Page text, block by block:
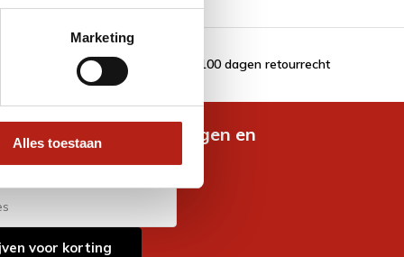
Marketing
Alles toestaan
100 dagen retourrecht
nieuwste aanbiedingen en
voor korting